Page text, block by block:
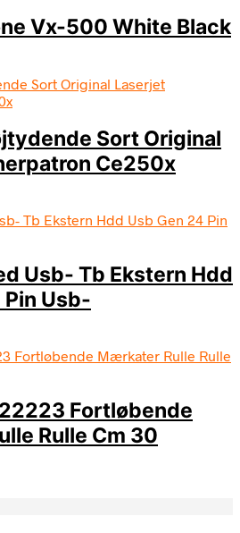
Vx-500 White Black
Sort Original
Ce250x
Usb- Tb Ekstern Hdd
Pin Usb-
Fortløbende
Rulle Cm 30